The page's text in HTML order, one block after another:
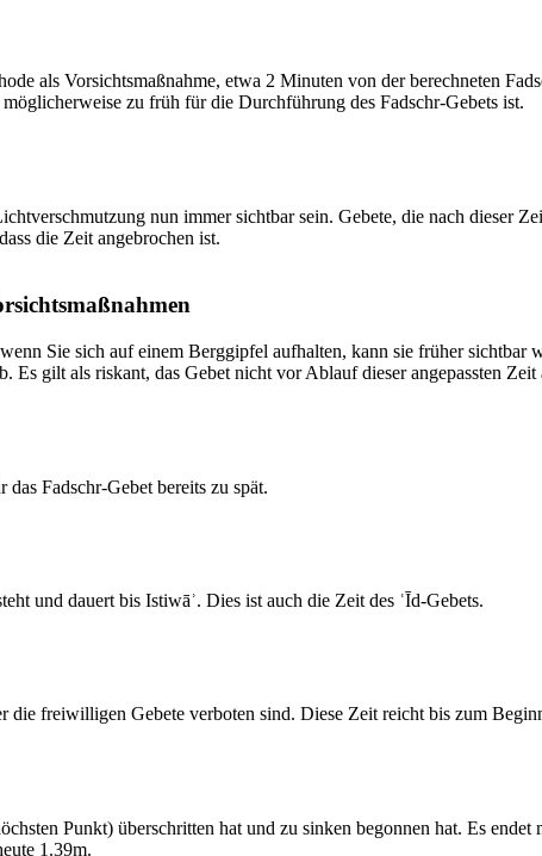
als Vorsichtsmaßnahme, etwa 2 Minuten von der berechneten
zu früh für die Durchführung des Fadschr-Gebets ist.
nun immer sichtbar sein. Gebete, die nach dieser
die Zeit angebrochen ist.
Sie sich auf einem Berggipfel aufhalten, kann sie früher sichtbar
gilt als riskant, das Gebet nicht vor Ablauf dieser angepassten Zeit
Fadschr-Gebet bereits zu spät.
und dauert bis Istiwāʾ. Dies ist auch die Zeit des ʿĪd-Gebets.
die freiwilligen Gebete verboten sind. Diese Zeit reicht bis zum
Punkt) überschritten hat und zu sinken begonnen hat. Es
1.39m.